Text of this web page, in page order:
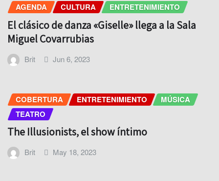
AGENDA CULTURA ENTRETENIMIENTO
El clásico de danza «Giselle» llega a la Sala
Miguel Covarrubias
Brit Jun 6, 2023
COBERTURA ENTRETENIMIENTO
MÚSICA
TEATRO
The Illusionists, el show íntimo
Brit May 18, 2023